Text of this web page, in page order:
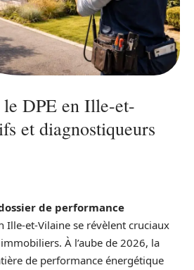
DPE en Ille-et-
et diagnostiqueurs
de performance
Ille-et-Vilaine se révèlent cruciaux
À l’aube de 2026, la
de performance énergétique